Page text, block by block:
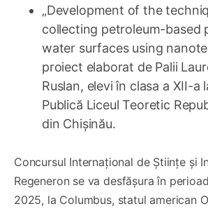
„Development of the
collecting petroleum-based
water surfaces using
proiect elaborat de Palii
Ruslan, elevi în clasa a XII-a
Publică Liceul Teoretic
din Chișinău.
Concursul Internațional de Științe și
Regeneron se va desfășura în
2025, la Columbus, statul american